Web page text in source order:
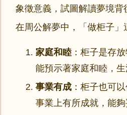
象徵意義，試圖解讀夢境背
在周公解夢中，「做柜子」
家庭和睦 ：柜子是存
能預示著家庭和睦，
事業有成 ：柜子也可
事業上有所成就，能